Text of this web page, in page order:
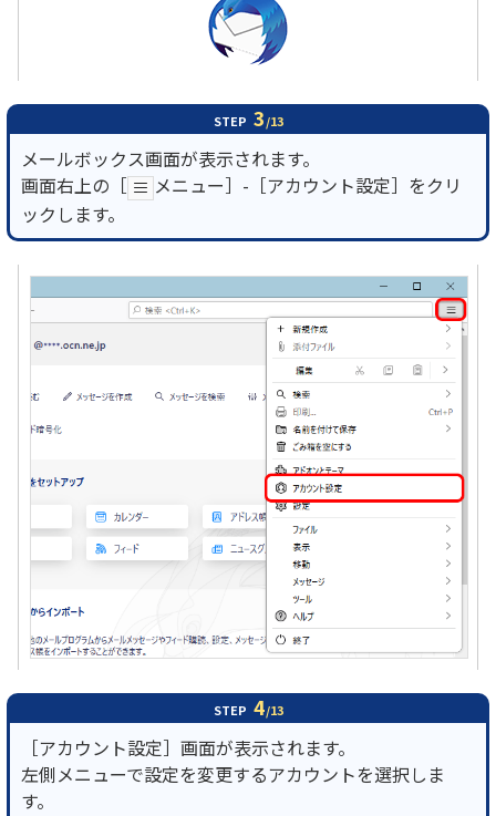
STEP 3/13
メールボックス画面が表示されます。
画面右上の［
メニュー］-［アカウント設定］をクリ
ックします。
STEP 4/13
［アカウント設定］画面が表示されます。
左側メニューで設定を変更するアカウントを選択しま
す。